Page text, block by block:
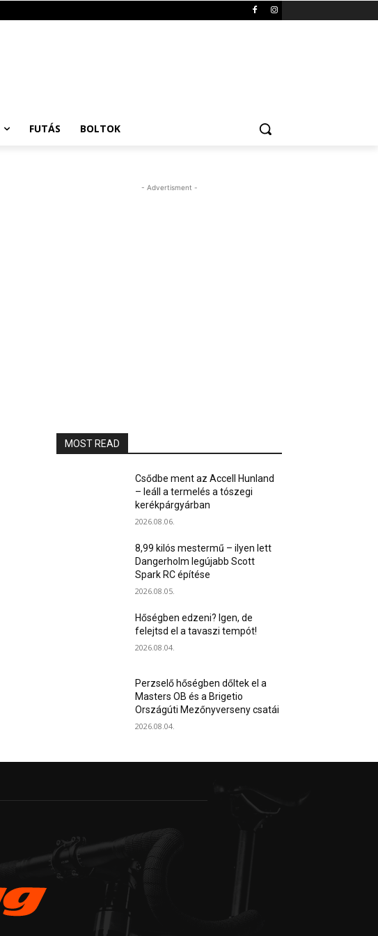
FUTÁS BOLTOK
- Advertisment -
MOST READ
Csődbe ment az Accell Hunland
– leáll a termelés a tószegi
kerékpárgyárban
2026.08.06.
8,99 kilós mestermű – ilyen lett
Dangerholm legújabb Scott
Spark RC építése
2026.08.05.
Hőségben edzeni? Igen, de
felejtsd el a tavaszi tempót!
2026.08.04.
Perzselő hőségben dőltek el a
Masters OB és a Brigetio
Országúti Mezőnyverseny csatái
2026.08.04.